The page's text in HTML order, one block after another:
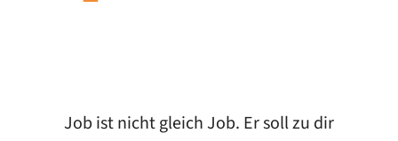
Job ist nicht gleich Job. Er soll zu dir